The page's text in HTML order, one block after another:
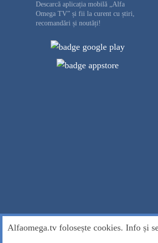
Descarcă aplicația mobilă „Alfa
Omega TV” și fii la curent cu știri,
recomandări și noutăți!
Alfaomega.tv folosește cookies. Info și